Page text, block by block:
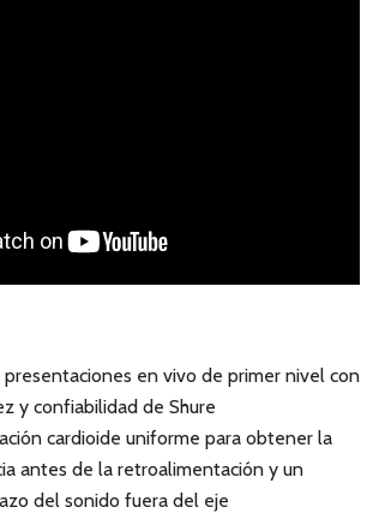
en vivo de primer nivel con
y confiabilidad de Shure
cardioide uniforme para obtener la
antes de la retroalimentación y un
del sonido fuera del eje